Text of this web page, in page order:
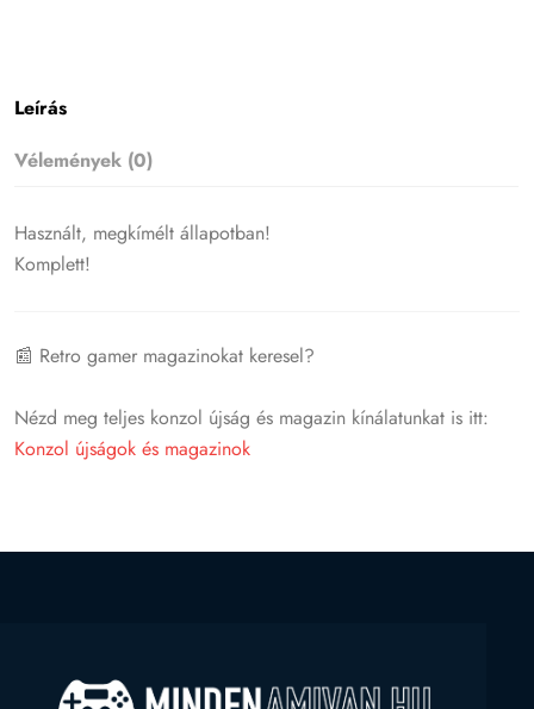
Leírás
Vélemények (0)
Használt, megkímélt állapotban!
Komplett!
📰 Retro gamer magazinokat keresel?
Nézd meg teljes konzol újság és magazin kínálatunkat is itt:
Konzol újságok és magazinok